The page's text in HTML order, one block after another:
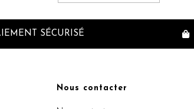
SÉCURISÉ
Nous contacter